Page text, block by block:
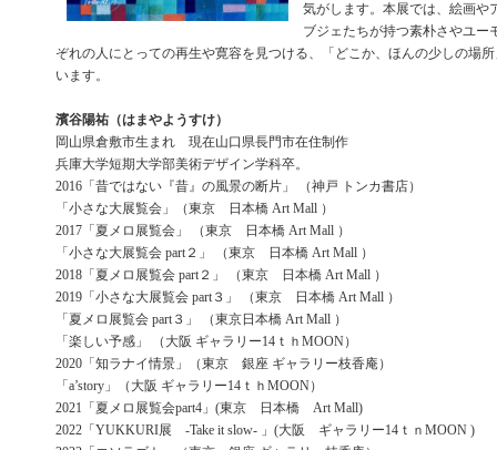
気がします。本展では、絵画や
ブジェたちが持つ素朴さやユー
ぞれの人にとっての再生や寛容を見つける、「どこか、ほんの少しの場
います。
濱谷陽祐（はまやようすけ）
岡山県倉敷市生まれ 現在山口県長門市在住制作
兵庫大学短期大学部美術デザイン学科卒。
2016「昔ではない『昔』の風景の断片」 （神戸 トンカ書店）
「小さな大展覧会」（東京 日本橋 Art Mall ）
2017「夏メロ展覧会」 （東京 日本橋 Art Mall ）
「小さな大展覧会 part２」 （東京 日本橋 Art Mall ）
2018「夏メロ展覧会 part２」 （東京 日本橋 Art Mall ）
2019「小さな大展覧会 part３」 （東京 日本橋 Art Mall ）
「夏メロ展覧会 part３」 （東京日本橋 Art Mall ）
「楽しい予感」 （大阪 ギャラリー14ｔｈMOON）
2020「知ラナイ情景」（東京 銀座 ギャラリー枝香庵）
「a’story」（大阪 ギャラリー14ｔｈMOON）
2021「夏メロ展覧会part4」(東京 日本橋 Art Mall)
2022「YUKKURI展 -Take it slow- 」(大阪 ギャラリー14ｔｎMOON )